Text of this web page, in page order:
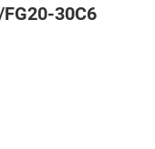
FG20-30C6